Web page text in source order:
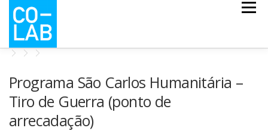
Pular
para
conteúdo
Menu
NOTÍCIAS QUEM SOMOS
Programa São Carlos Humanitária –
Tiro de Guerra (ponto de
arrecadação)